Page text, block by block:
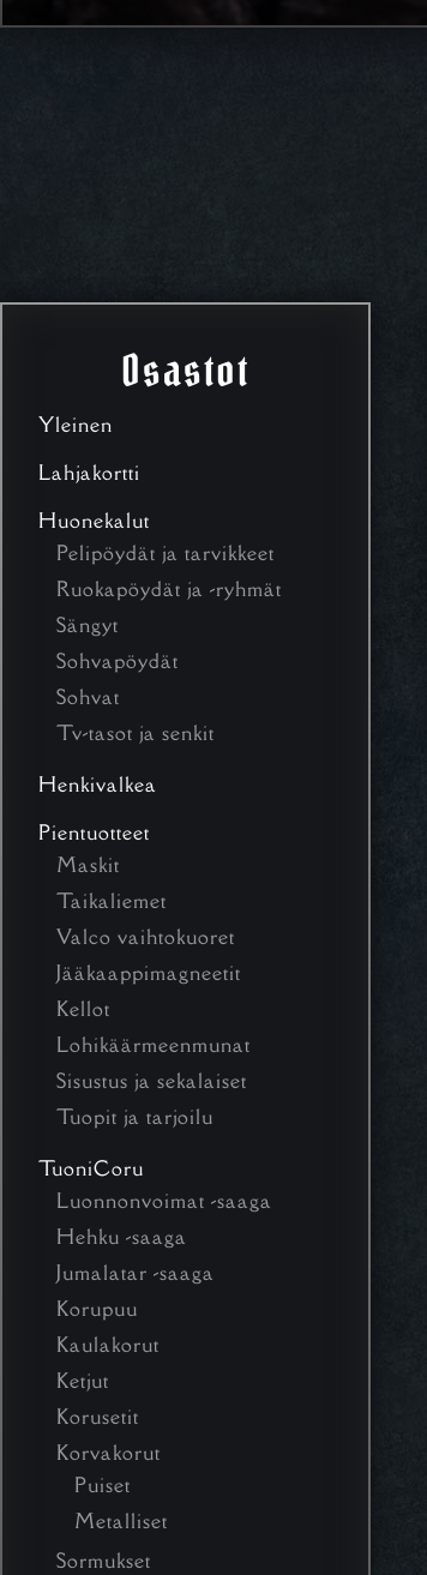
Osastot
Yleinen
Lahjakortti
Huonekalut
Pelipöydät ja tarvikkeet
Ruokapöydät ja -ryhmät
Sängyt
Sohvapöydät
Sohvat
Tv-tasot ja senkit
Henkivalkea
Pientuotteet
Maskit
Taikaliemet
Valco vaihtokuoret
Jääkaappimagneetit
Kellot
Lohikäärmeenmunat
Sisustus ja sekalaiset
Tuopit ja tarjoilu
TuoniCoru
Luonnonvoimat -saaga
Hehku -saaga
Jumalatar -saaga
Korupuu
Kaulakorut
Ketjut
Korusetit
Korvakorut
Puiset
Metalliset
Sormukset